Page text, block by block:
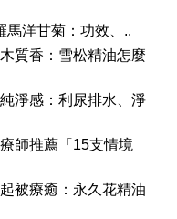
馬洋甘菊：功效、..
質香：雪松精油怎麼
淨感：利尿排水、淨
師推薦「15支情境
被療癒：永久花精油